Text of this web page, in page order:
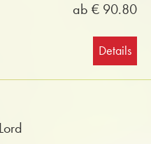
ab € 90.80
Details